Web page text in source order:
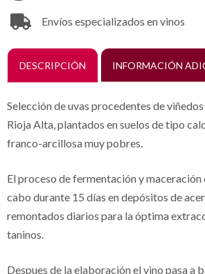
Envíos especializados en vinos
DESCRIPCIÓN INFORMACIÓN
Selección de uvas procedentes de
Rioja Alta, plantados en suelos de tipo
franco-arcillosa muy pobres.
El proceso de fermentación y maceración
cabo durante 15 días en depósitos de
remontados diarios para la óptima
taninos.
Despues de la elaboración el vino pasa a